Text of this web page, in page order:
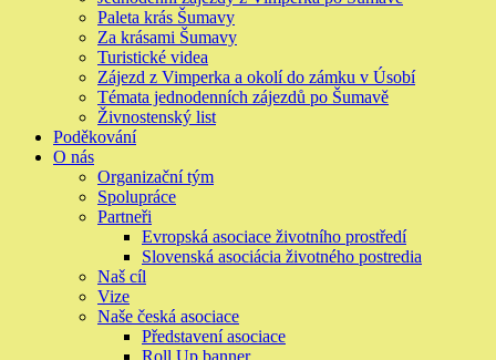
Paleta krás Šumavy
Za krásami Šumavy
Turistické videa
Zájezd z Vimperka a okolí do zámku v Úsobí
Témata jednodenních zájezdů po Šumavě
Živnostenský list
Poděkování
O nás
Organizační tým
Spolupráce
Partneři
Evropská asociace životního prostředí
Slovenská asociácia životného postredia
Naš cíl
Vize
Naše česká asociace
Představení asociace
Roll Up banner